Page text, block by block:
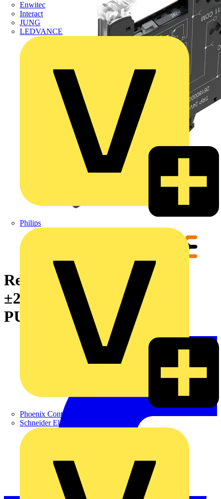
Enwitec
Interact
JUNG
LEDVANCE
Philips
Phoenix Contact
Schneider Electric
Relaissockel, IP20, 12 V DC
±20 %, 1 Wechsler , 10 A,
PUSH IN